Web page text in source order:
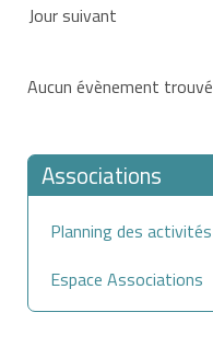
Jour suivant
Aucun évènement trouvé
Associations
Planning des activités
Espace Associations